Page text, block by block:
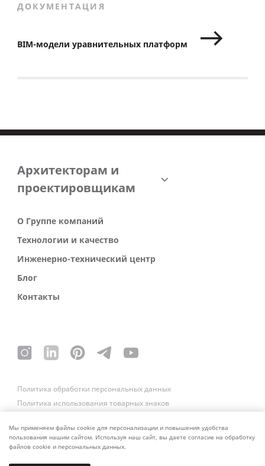
ДОКУМЕНТАЦИЯ
BIM-модели уравнительных платформ
Архитекторам и
проектировщикам
О Группе компаний
Технологии и качество
Инженерно-технический центр
Блог
Контакты
Политика обработки персональных данных
Политика использования товарных знаков
Мы применяем файлы cookie для персонализации и повышения удобства
пользования нашим сайтом. Используя наш сайт, вы даете согласие на обработку
файлов cookie и персональных данных.